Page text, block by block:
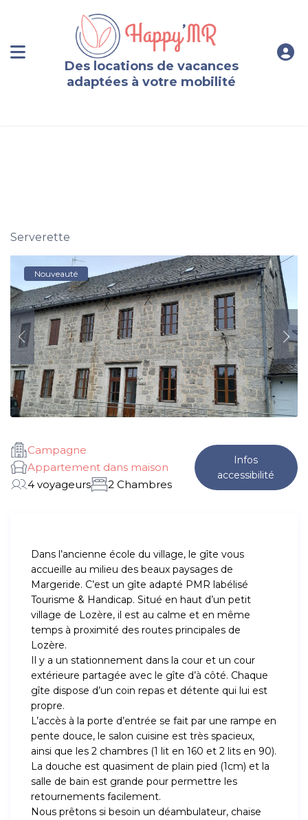
Des locations de vacances
adaptées à votre mobilité
Serverette
Nouveauté
Campagne
Appartement dans maison
4 voyageurs
2 Chambres
Infos
accessibilité
Dans l’ancienne école du village, le gîte vous
accueille au milieu des beaux paysages de
Margeride. C’est un gîte adapté PMR labélisé
Tourisme & Handicap. Situé en haut d’un petit
village de Lozère, il est au calme et en même
temps à proximité des routes principales de
Lozère.
Il y a un stationnement dans la cour et un cour
extérieure partagée avec le gîte d’à côté. Chaque
gîte dispose d’un coin repas et détente qui lui est
propre.
L’accès à la porte d’entrée se fait par une rampe en
pente douce, le salon cuisine est très spacieux,
ainsi que les 2 chambres (1 lit en 160 et 2 lits en 90).
La douche est quasiment de plain pied (1cm) et la
salle de bain est grande pour permettre les
retournements facilement.
Nous prêtons si besoin un déambulateur, chaise